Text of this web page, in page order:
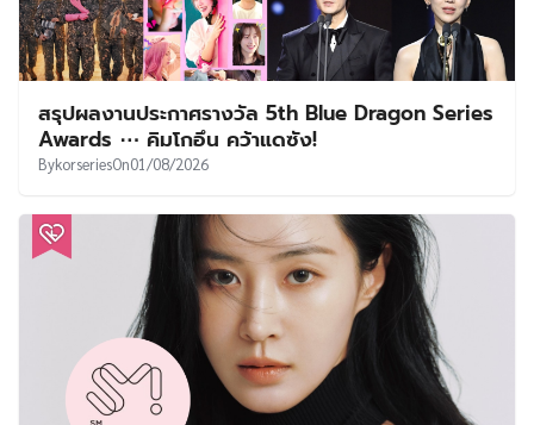
สรุปผลงานประกาศรางวัล 5th Blue Dragon Series
Awards ⋯ คิมโกอึน คว้าแดซัง!
BykorseriesOn01/08/2026